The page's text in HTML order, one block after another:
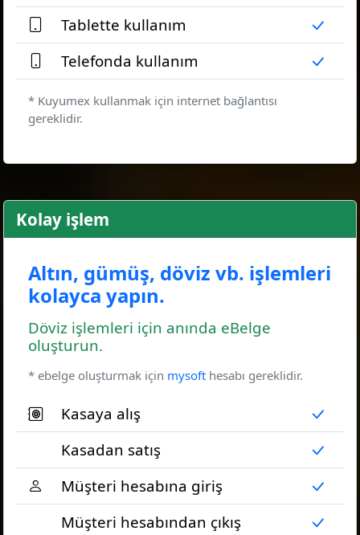
Tablette kullanım
Telefonda kullanım
* Kuyumex kullanmak için internet bağlantısı
gereklidir.
Kolay işlem
Altın, gümüş, döviz vb. işlemleri
kolayca yapın.
Döviz işlemleri için anında eBelge
oluşturun.
* ebelge oluşturmak için mysofthesabı gereklidir.
Kasaya alış
Kasadan satış
Müşteri hesabına giriş
Müşteri hesabından çıkış